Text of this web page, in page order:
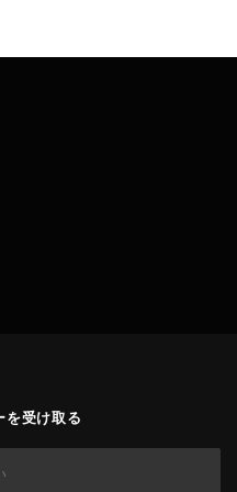
を受け取る